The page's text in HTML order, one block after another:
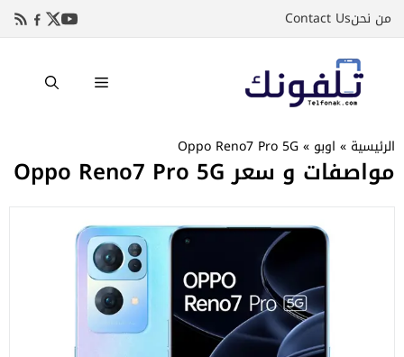
إلىمن نحنContact Us
القائمة
الرئيسية » اوبو »
Oppo Reno7 Pro 5G
مواصفات و سعر Oppo Reno7 Pro 5G